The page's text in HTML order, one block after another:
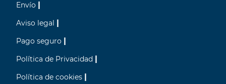
Envío
Aviso legal
Pago seguro
Política de Privacidad
Política de cookies